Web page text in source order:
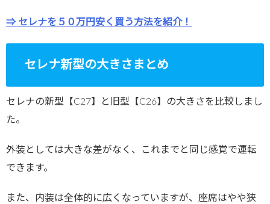
⇒ セレナを５０万円安く買う方法を紹介！
セレナ新型の大きさまとめ
セレナの新型【C27】と旧型【C26】の大きさを比較しまし
た。
外装としては大きな差がなく、これまでと同じ感覚で運転
できます。
また、内装は全体的に広くなっていますが、座席はやや狭